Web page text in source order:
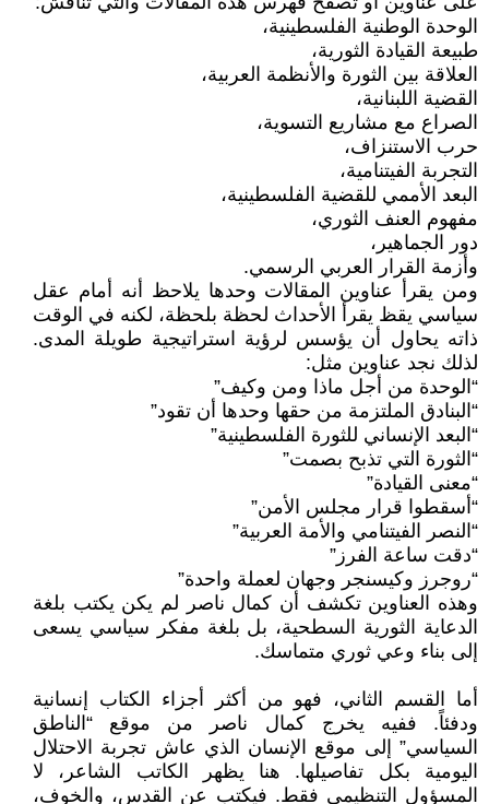
الوحدة الوطنية الفلسطينية،
طبيعة القيادة الثورية،
العلاقة بين الثورة والأنظمة العربية،
القضية اللبنانية،
الصراع مع مشاريع التسوية،
حرب الاستنزاف،
التجربة الفيتنامية،
البعد الأممي للقضية الفلسطينية،
مفهوم العنف الثوري،
دور الجماهير،
وأزمة القرار العربي الرسمي.
ومن يقرأ عناوين المقالات وحدها يلاحظ أنه أمام عقل
سياسي يقظ يقرأ الأحداث لحظة بلحظة، لكنه في الوقت
ذاته يحاول أن يؤسس لرؤية استراتيجية طويلة المدى.
لذلك نجد عناوين مثل:
“الوحدة من أجل ماذا ومن وكيف”
“البنادق الملتزمة من حقها وحدها أن تقود”
“البعد الإنساني للثورة الفلسطينية”
“الثورة التي تذبح بصمت”
“معنى القيادة”
“أسقطوا قرار مجلس الأمن”
“النصر الفيتنامي والأمة العربية”
“دقت ساعة الفرز”
“روجرز وكيسنجر وجهان لعملة واحدة”
وهذه العناوين تكشف أن كمال ناصر لم يكن يكتب بلغة
الدعاية الثورية السطحية، بل بلغة مفكر سياسي يسعى
إلى بناء وعي ثوري متماسك.
أما القسم الثاني، فهو من أكثر أجزاء الكتاب إنسانية
ودفئاً. ففيه يخرج كمال ناصر من موقع “الناطق
السياسي” إلى موقع الإنسان الذي عاش تجربة الاحتلال
اليومية بكل تفاصيلها. هنا يظهر الكاتب الشاعر، لا
المسؤول التنظيمي فقط. فيكتب عن القدس، والخوف،